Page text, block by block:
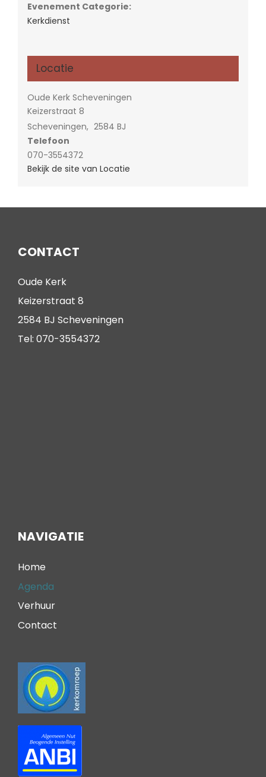
Evenement Categorie:
Kerkdienst
Locatie
Oude Kerk Scheveningen
Keizerstraat 8
Scheveningen, 2584 BJ
Telefoon
070-3554372
Bekijk de site van Locatie
CONTACT
Oude Kerk
Keizerstraat 8
2584 BJ Scheveningen
Tel: 070-3554372
NAVIGATIE
Home
Agenda
Verhuur
Contact